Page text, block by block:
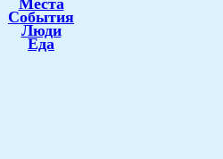
Места
События
Люди
Еда